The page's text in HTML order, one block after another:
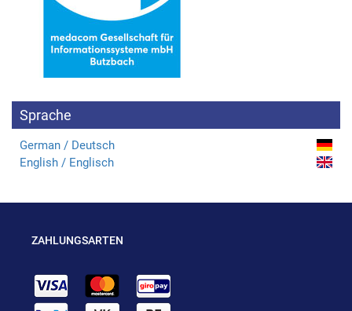
Sprache
German / Deutsch
English / Englisch
ZAHLUNGSARTEN